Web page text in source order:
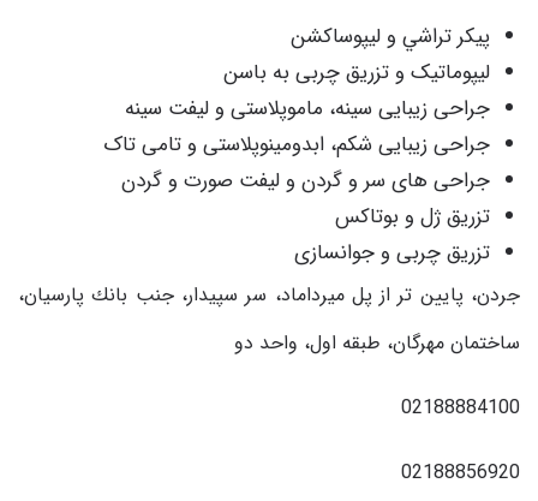
پيكر تراشي و ليپوساكشن
لیپوماتیک و تزریق چربی به باسن
جراحى زيبايى سينه، ماموپلاستی و لیفت سینه
جراحی زیبایی شكم، ابدومینوپلاستی و تامی تاک
جراحى هاى سر و گردن و ليفت صورت و گردن
تزريق ژل و بوتاكس
تزريق چربى و جوانسازى
جردن، پايين تر از پل ميرداماد، سر سپيدار، جنب بانك پارسيان،
ساختمان مهرگان، طبقه اول، واحد دو
02188884100
02188856920